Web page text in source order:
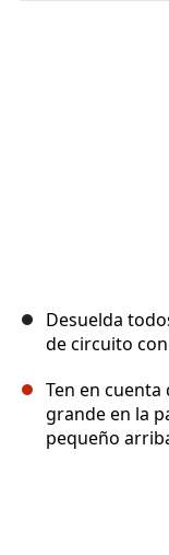
Desuelda
de circuito
Ten en
grande en la
pequeño